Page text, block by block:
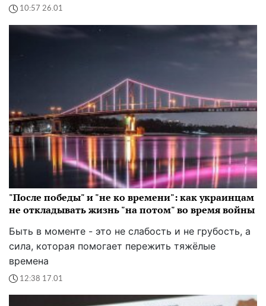
10:57 26.01
"После победы" и "не ко времени": как украинцам
не откладывать жизнь "на потом" во время войны
Быть в моменте - это не слабость и не грубость, а
сила, которая помогает пережить тяжёлые
времена
12:38 17.01